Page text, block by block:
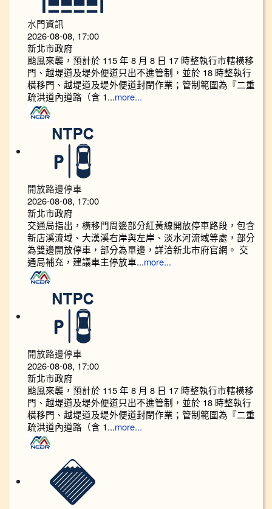
水門資訊
2026-08-08, 17:00
新北市政府
颱風來襲，預計於 115 年 8 月 8 日 17 時整執行市轄橫移
門、越堤道及堤外便道只出不進管制，並於 18 時整執行
橫移門、越堤道及堤外便道封閉作業；管制範圍為『二重
疏洪道內道路（含 1...more...
開放路邊停車
2026-08-08, 17:00
新北市政府
交通局指出，橫移門周邊部分紅黃線開放停車路段，包含
新店溪流域、大漢溪右岸與左岸、淡水河流域等處，部分
為雙邊開放停車，部分為單邊，詳洽新北市府官網。 交
通局補充，建議車主停放車...more...
開放路邊停車
2026-08-08, 17:00
新北市政府
颱風來襲，預計於 115 年 8 月 8 日 17 時整執行市轄橫移
門、越堤道及堤外便道只出不進管制，並於 18 時整執行
橫移門、越堤道及堤外便道封閉作業；管制範圍為『二重
疏洪道內道路（含 1...more...